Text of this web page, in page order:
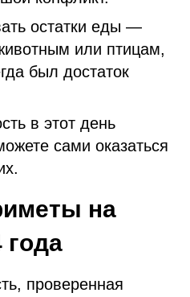
остатки еды —
или птицам,
был достаток
в этот день
сами оказаться
на
года
проверенная